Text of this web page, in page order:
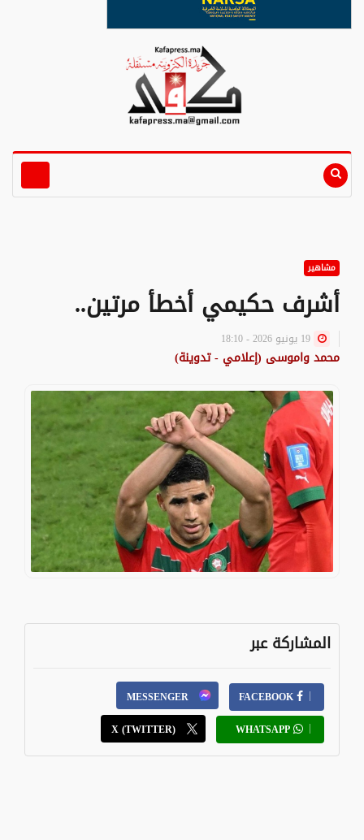
مشاهير
أشرف حكيمي أخطأ مرتين..
محمد واموسى (إعلامي - تدوينة)
المشاركة عبر
FACEBOOK
MESSENGER
WHATSAPP
X (TWITTER)